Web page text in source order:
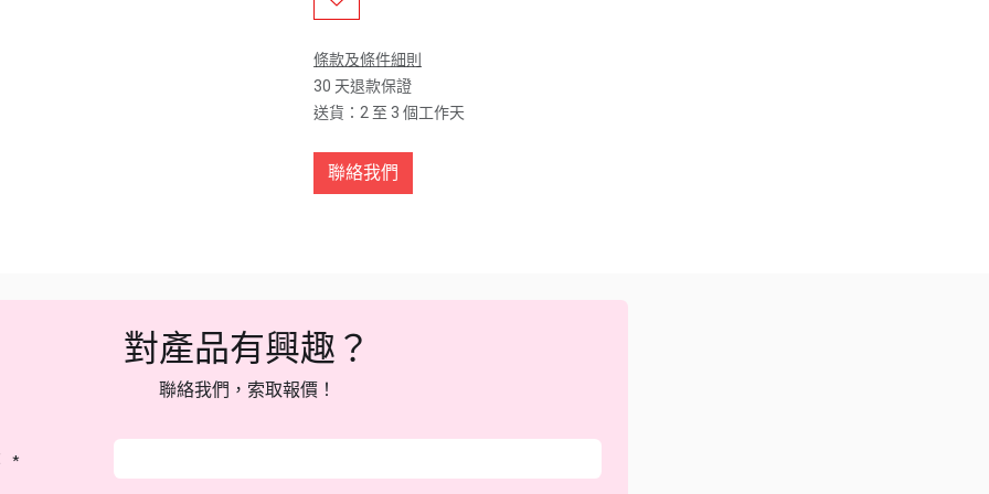
條款及條件細則
30 天退款保證
送貨：2 至 3 個工作天
聯絡我們
對產品有興趣？
聯絡我們，索取報價！
*